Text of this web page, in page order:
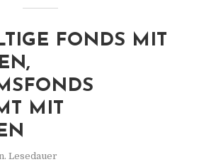
FONDS MIT
MIT
Lesedauer